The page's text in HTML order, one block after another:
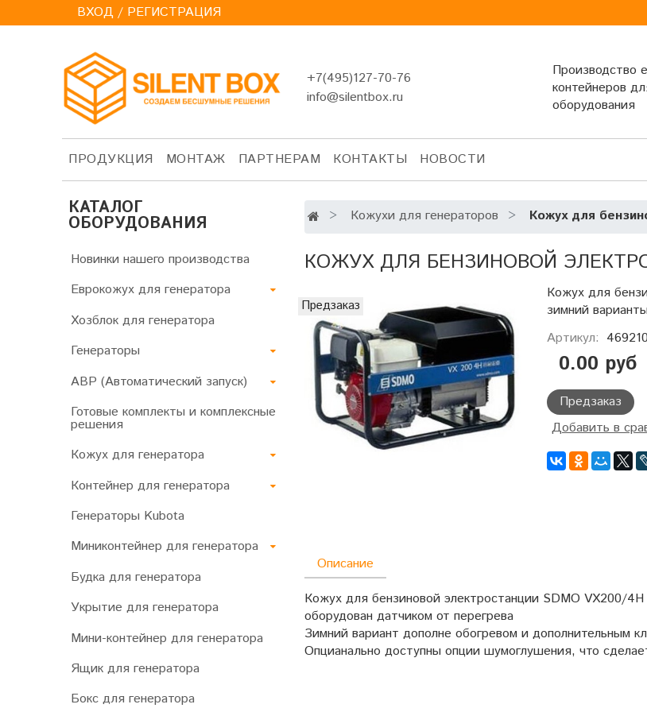
ВХОД / РЕГИСТРАЦИЯ
+7(495)127-70-76
info@silentbox.ru
Производство
контейнеров
оборудования
ПРОДУКЦИЯ МОНТАЖ ПАРТНЕРАМ КОНТАКТЫ НОВОСТИ
Кожухи для генераторов Кожух для
КОЖУХ ДЛЯ БЕНЗИНОВОЙ
Предзаказ
Кожух для
зимний
Артикул:
0.00 руб
Предзаказ
Добавить в
Описание
Кожух для бензиновой электростанции SDMO VX200/
оборудован датчиком от перегрева
Зимний вариант дополне обогревом и дополнительным
Опцианально доступны опции шумоглушения, что
КАТАЛОГ
ОБОРУДОВАНИЯ
Новинки нашего производства
Еврокожух для генератора
Хозблок для генератора
Генераторы
АВР (Автоматический запуск)
Готовые комплекты и комплексные
решения
Кожух для генератора
Контейнер для генератора
Генераторы Kubota
Миниконтейнер для генератора
Будка для генератора
Укрытие для генератора
Мини-контейнер для генератора
Ящик для генератора
Бокс для генератора